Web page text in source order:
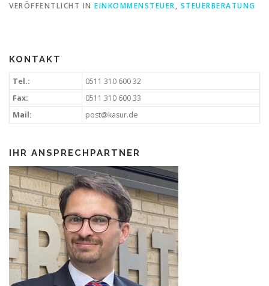
VERÖFFENTLICHT IN EINKOMMENSTEUER, STEUERBERATUNG
KONTAKT
Tel.:
0511 310 600 32
Fax:
0511 310 600 33
Mail:
post@kasur.de
IHR ANSPRECHPARTNER